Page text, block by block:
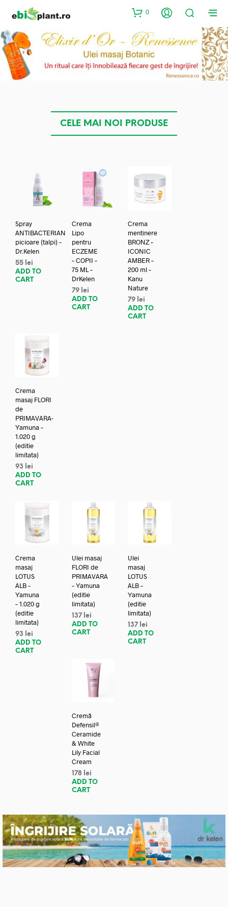
0
CELE MAI NOI PRODUSE
Spray
ANTIBACTERIAN
picioare (talpi) –
Dr.Kelen
55 lei
ADD TO
CART
Crema
Lipo
pentru
ECZEME
– COPII –
75 ML –
DrKelen
79 lei
ADD TO
CART
Crema
mentinere
BRONZ –
ICONIC
AMBER –
200 ml –
Kanu
Nature
79 lei
ADD TO
CART
Crema
masaj FLORI
de
PRIMAVARA-
Yamuna –
1.020 g
(editie
limitata)
93
lei
ADD TO
CART
Crema
masaj
LOTUS
ALB –
Yamuna
– 1.020 g
(editie
limitata)
93
lei
ADD TO
CART
Ulei masaj
FLORI de
PRIMAVARA
– Yamuna
(editie
limitata)
137 lei
ADD TO
CART
Ulei
masaj
LOTUS
ALB –
Yamuna
(editie
limitata)
137 lei
ADD TO
CART
Cremă
Defensil®
Ceramide
& White
Lily Facial
Cream
178 lei
ADD TO
CART